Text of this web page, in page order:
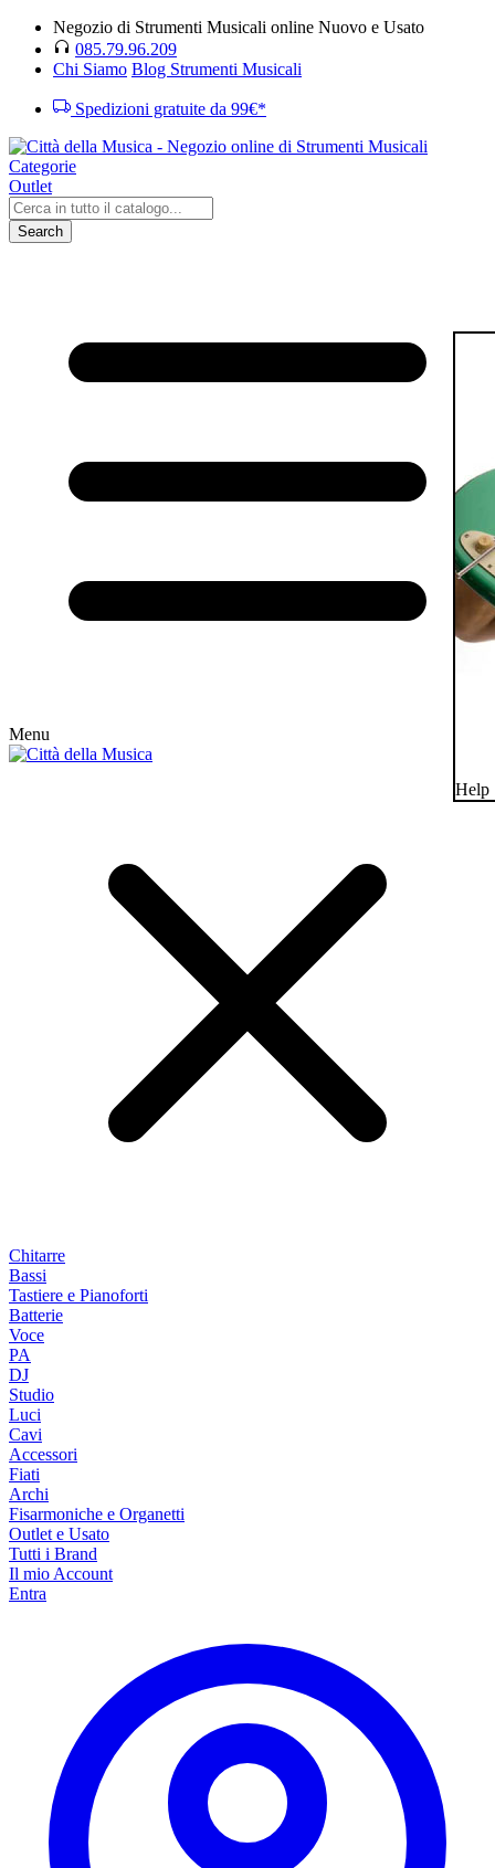
Negozio di Strumenti Musicali online Nuovo e Usato
085.79.96.209
Chi Siamo Blog Strumenti Musicali
Spedizioni gratuite da 99€*
Categorie
Outlet
Search
Menu
Chitarre
Bassi
Tastiere e Pianoforti
Batterie
Voce
PA
DJ
Studio
Luci
Cavi
Accessori
Fiati
Archi
Fisarmoniche e Organetti
Outlet e Usato
Tutti i Brand
Il mio Account
Entra
Help